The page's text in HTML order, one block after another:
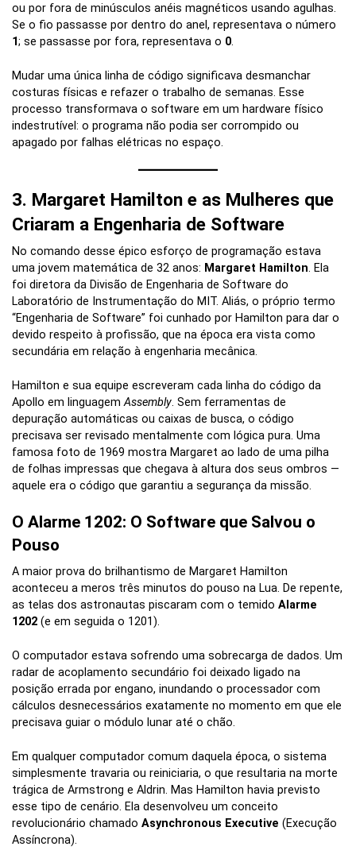
ou por fora de minúsculos anéis magnéticos usando agulhas.
Se o fio passasse por dentro do anel, representava o número
1; se passasse por fora, representava o 0.
Mudar uma única linha de código significava desmanchar
costuras físicas e refazer o trabalho de semanas. Esse
processo transformava o software em um hardware físico
indestrutível: o programa não podia ser corrompido ou
apagado por falhas elétricas no espaço.
3. Margaret Hamilton e as Mulheres que
Criaram a Engenharia de Software
No comando desse épico esforço de programação estava
uma jovem matemática de 32 anos: Margaret Hamilton. Ela
foi diretora da Divisão de Engenharia de Software do
Laboratório de Instrumentação do MIT. Aliás, o próprio termo
“Engenharia de Software” foi cunhado por Hamilton para dar o
devido respeito à profissão, que na época era vista como
secundária em relação à engenharia mecânica.
Hamilton e sua equipe escreveram cada linha do código da
Apollo em linguagemAssembly. Sem ferramentas de
depuração automáticas ou caixas de busca, o código
precisava ser revisado mentalmente com lógica pura. Uma
famosa foto de 1969 mostra Margaret ao lado de uma pilha
de folhas impressas que chegava à altura dos seus ombros —
aquele era o código que garantiu a segurança da missão.
O Alarme 1202: O Software que Salvou o
Pouso
A maior prova do brilhantismo de Margaret Hamilton
aconteceu a meros três minutos do pouso na Lua. De repente,
as telas dos astronautas piscaram com o temido Alarme
1202 (e em seguida o 1201).
O computador estava sofrendo uma sobrecarga de dados. Um
radar de acoplamento secundário foi deixado ligado na
posição errada por engano, inundando o processador com
cálculos desnecessários exatamente no momento em que ele
precisava guiar o módulo lunar até o chão.
Em qualquer computador comum daquela época, o sistema
simplesmente travaria ou reiniciaria, o que resultaria na morte
trágica de Armstrong e Aldrin. Mas Hamilton havia previsto
esse tipo de cenário. Ela desenvolveu um conceito
revolucionário chamado Asynchronous Executive (Execução
Assíncrona).